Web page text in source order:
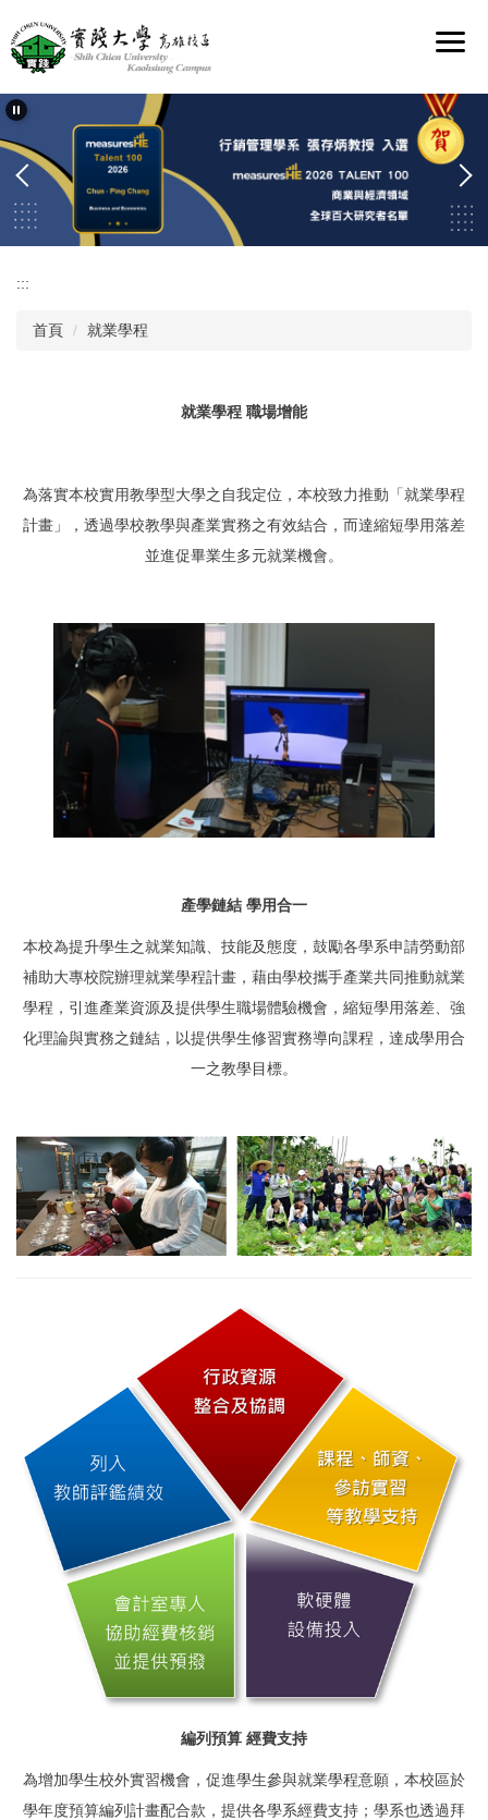
到
主
內
區
:::
首頁 就業學程
就業學程 職場增能
為落實本校實用教學型大學之自我定位，本校致力推動「就業學程
計畫」，透過學校教學與產業實務之有效結合，而達縮短學用落差
並進促畢業生多元就業機會。
產學鏈結 學用合一
本校為提升學生之就業知識、技能及態度，鼓勵各學系申請勞動部
補助大專校院辦理就業學程計畫，藉由學校攜手產業共同推動就業
學程，引進產業資源及提供學生職場體驗機會，縮短學用落差、強
化理論與實務之鏈結，以提供學生修習實務導向課程，達成學用合
一之教學目標。
編列預算 經費支持
為增加學生校外實習機會，促進學生參與就業學程意願，本校區於
學年度預算編列計畫配合款，提供各學系經費支持；學系也透過拜